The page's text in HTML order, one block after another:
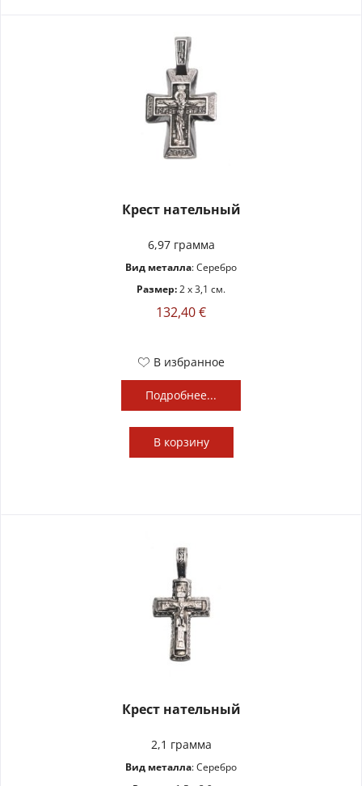
Крест нательный
6,97 грамма
Вид металла: Серебро
Размер:2 x 3,1 см.
132,40 €
В избранное
Подробнее...
В корзину
Крест нательный
2,1 грамма
Вид металла: Серебро